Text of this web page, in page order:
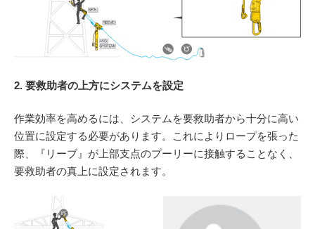
2. 要救助者の上方にシステムを設定
作業効率を高めるには、システムを要救助者から十分に高い
位置に設定する必要があります。これによりロープを張った
際、『リーブ』が上部支点のプーリーに接触することなく、
要救助者の真上に設定されます。